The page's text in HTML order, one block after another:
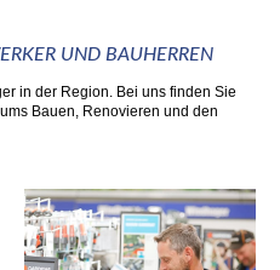
UND BAUHERREN
in der Region. Bei uns finden Sie
Bauen, Renovieren und den